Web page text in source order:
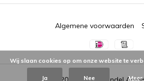
Algemene voorwaarden
Wij slaan cookies op om onze website te
Ja Nee